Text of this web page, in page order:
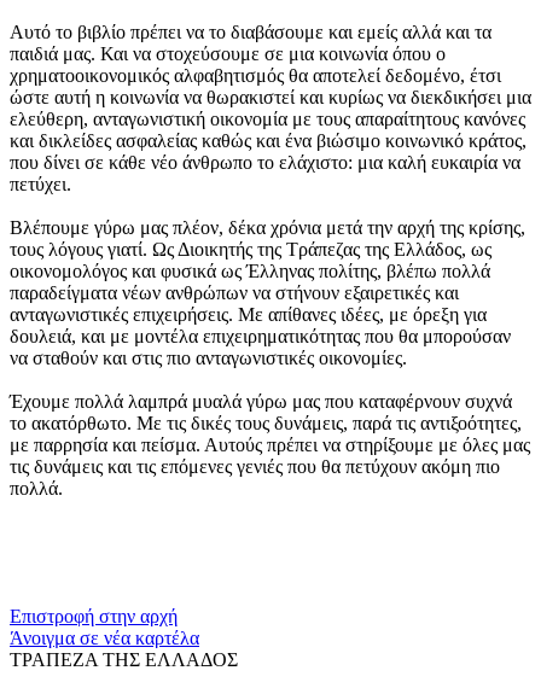
Αυτό το βιβλίο πρέπει να το διαβάσουμε και εμείς αλλά και τα
παιδιά μας. Και να στοχεύσουμε σε μια κοινωνία όπου ο
χρηματοοικονομικός αλφαβητισμός θα αποτελεί δεδομένο, έτσι
ώστε αυτή η κοινωνία να θωρακιστεί και κυρίως να διεκδικήσει μια
ελεύθερη, ανταγωνιστική οικονομία με τους απαραίτητους κανόνες
και δικλείδες ασφαλείας καθώς και ένα βιώσιμο κοινωνικό κράτος,
που δίνει σε κάθε νέο άνθρωπο το ελάχιστο: μια καλή ευκαιρία να
πετύχει.
Βλέπουμε γύρω μας πλέον, δέκα χρόνια μετά την αρχή της κρίσης,
τους λόγους γιατί. Ως Διοικητής της Τράπεζας της Ελλάδος, ως
οικονομολόγος και φυσικά ως Έλληνας πολίτης, βλέπω πολλά
παραδείγματα νέων ανθρώπων να στήνουν εξαιρετικές και
ανταγωνιστικές επιχειρήσεις. Με απίθανες ιδέες, με όρεξη για
δουλειά, και με μοντέλα επιχειρηματικότητας που θα μπορούσαν
να σταθούν και στις πιο ανταγωνιστικές οικονομίες.
Έχουμε πολλά λαμπρά μυαλά γύρω μας που καταφέρνουν συχνά
το ακατόρθωτο. Με τις δικές τους δυνάμεις, παρά τις αντιξοότητες,
με παρρησία και πείσμα. Αυτούς πρέπει να στηρίξουμε με όλες μας
τις δυνάμεις και τις επόμενες γενιές που θα πετύχουν ακόμη πιο
πολλά.
Επιστροφή στην αρχή
Άνοιγμα σε νέα καρτέλα
ΤΡΑΠΕΖΑ ΤΗΣ ΕΛΛΑΔΟΣ